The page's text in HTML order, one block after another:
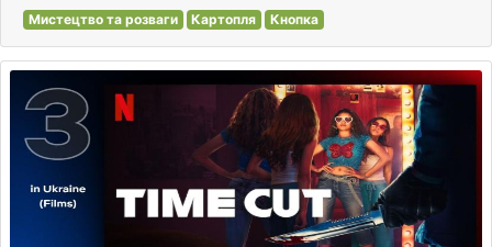
Мистецтво та розваги Картопля Кнопка